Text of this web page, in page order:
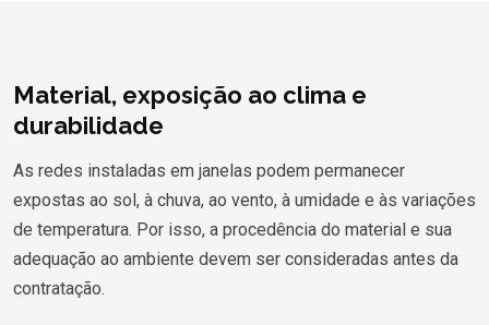
Material, exposição ao clima e
durabilidade
As redes instaladas em janelas podem permanecer
expostas ao sol, à chuva, ao vento, à umidade e às variações
de temperatura. Por isso, a procedência do material e sua
adequação ao ambiente devem ser consideradas antes da
contratação.